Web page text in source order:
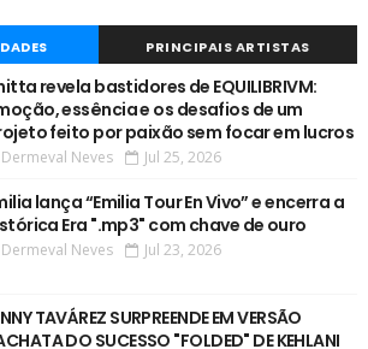
PRINCIPAIS ARTISTAS
revela bastidores de EQUILIBRIVM:
essência e os desafios de um
feito por paixão sem focar em lucros
Dermeval Neves Jul 25, 2026
lança “Emilia Tour En Vivo” e encerra a
Era ".mp3" com chave de ouro
Dermeval Neves Jul 23, 2026
TAVÁREZ SURPREENDE EM VERSÃO
DO SUCESSO "FOLDED" DE KEHLANI